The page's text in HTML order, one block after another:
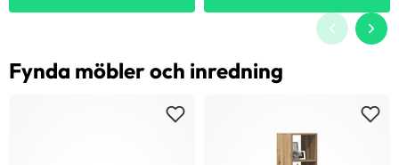
Fynda möbler och inredning